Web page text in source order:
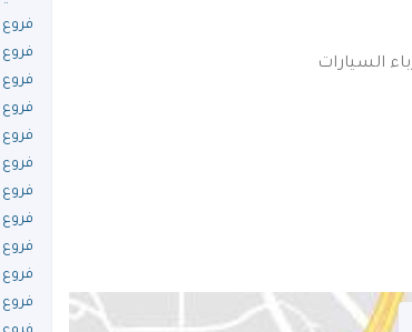
فروع 786 لتصليح المركبات
فروع
فروع
فروع
فروع
فروع
فروع
فروع